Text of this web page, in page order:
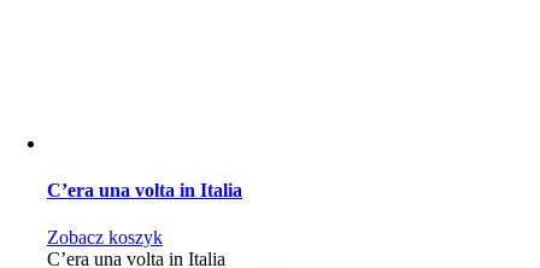
C’era una volta in Italia
Zobacz koszyk
C’era una volta in Italia